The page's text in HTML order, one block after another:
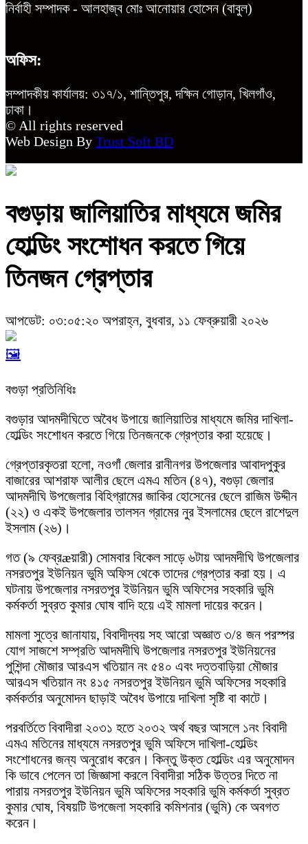
নির্বাহী সম্পাদক - আলহাজ্ব মোঃ আনোয়ার হোসেন (বাবুল)
অফিস:
সম্পাদকীয় কার্যালয়: ৩১৭/১, শান্তিপুর, দক্ষিন গোড়ান, খিলগাঁও,
ঢাকা।
© All rights reserved
Web Design By Trust Soft BD
বগুড়ায় জালিয়াতির মাধ্যমে জমির
হোল্ডিং সংশোধন করতে গিয়ে
তিনজন গ্রেপ্তার
আপডেট: ০৩:০৫:২০ অপরাহ্ন, বুধবার, ১১ ফেব্রুয়ারী ২০২৬
🖼️
বগুড়া প্রতিনিধিঃ
বগুড়ার আদমদীঘিতে অবৈধ উপায়ে জালিয়াতির মাধ্যমে জমির দাখিলা-
হোল্ডিং সংশোধন করতে গিয়ে তিনজনকে গ্রেপ্তার করা হয়েছে।
গ্রেপ্তারকৃতরা হলো, নওগাঁ জেলার রানীনগর উপজেলার আবাদপুকুর
বাজারের আশরাফ আলীর ছেলে এমএ মতিন (৪৭), বগুড়া জেলার
আদমদীঘি উপজেলার বিহিগ্রামের জাকির হোসেনের ছেলে রাজিম উদ্দীন
(২২) ও একই উপজেলার তালসন গ্রামের নুর ইসলামের ছেলে রাশেদুল
ইসলাম (২৬)।
গত (৯ ফেব্রæয়ারী) সোমবার বিকেল সাড়ে ৬টায় আদমদীঘি উপজেলার
নসরতপুর ইউনিয়ন ভুমি অফিস থেকে তাদের গ্রেপ্তার করা হয়। এ
ঘটনায় উপজেলার নসরতপুর ইউনিয়ন ভুমি অফিসের সহকারি ভুমি
কর্মকর্তা সুব্রত কুমার ঘোষ বাদি হয়ে এই মামলা দায়ের করেন।
মামলা সুত্রে জানাযায়, বিবাদীদ্বয় সহ আরো অজ্ঞাত ৩/৪ জন পরস্পর
যোগ সাজশে সম্প্রতি আদমদীঘি উপজেলার নসরতপুর ইউনিয়নের
পুশিন্দা মৌজার আরএস খতিয়ান নং ৫৪০ এবং দত্তবাড়িয়া মৌজার
আরএস খতিয়ান নং ৪১৫ নসরতপুর ইউনিয়ন ভুমি অফিসের সহকারি
কর্মকর্তার অনুমোদন ছাড়াই অবৈধ উপায়ে দাখিলা সৃষ্টি বা কাটে।
পরবর্তিতে বিবাদীরা ২০৩১ হতে ২০৩২ অর্থ বছর আসলে ১নং বিবাদী
এমএ মতিনের মাধ্যমে নসরতপুর ভুমি অফিসে দাখিলা-হোল্ডিং
সংশোধনের জন্য অনুরোধ করেন। কিন্তু উক্ত হোল্ডিং এর অনুমোদন
কি ভাবে পেলেন তা জিজ্ঞাসা করলে বিবাদীরা সঠিক উত্তর দিতে না
পারায় নসরতপুর ইউনিয়ন ভুমি অফিসের সহকারি ভুমি কর্মকর্তা সুব্রত
কুমার ঘোষ, বিষয়টি উপজেলা সহকারি কমিশনার (ভুমি) কে অবগত
করেন।